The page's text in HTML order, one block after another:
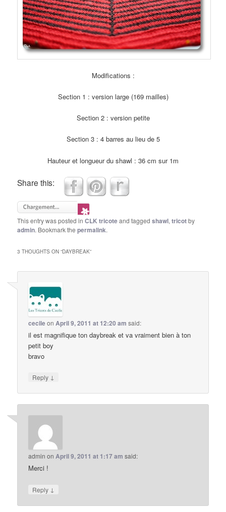
Modifications :
Section 1 : version large (169 mailles)
Section 2 : version petite
Section 3 : 4 barres au lieu de 5
Hauteur et longueur du shawl : 36 cm sur 1m
Share this:
This entry was posted inCLK tricoteand taggedshawl,tricotby
admin. Bookmark thepermalink.
3 THOUGHTS ON “DAYBREAK”
cecileon April 9, 2011 at 12:20 am said:
il est magnifique ton daybreak et va vraiment bien à ton
petit boy
bravo
Reply ↓
admin on April 9, 2011 at 1:17 am said:
Merci !
Reply ↓